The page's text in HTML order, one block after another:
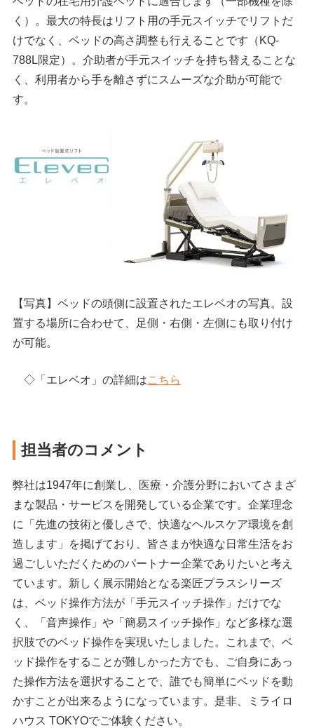
く）。最大の特長はリフト用の手元スイッチでリフトだ
けでなく、ベッドの高さ調整も行えることです（KQ-
788L限定）。介助者が手元スイッチを持ち替えることな
く、利用者から手を離さずにスムーズな介助が可能で
す。
【写真】ベッドの頭側に設置されたエレベオの写真。設
置する場所に合わせて、足側・右側・左側にも取り付け
が可能。
◇「エレベオ」の詳細はこちら
担当者のコメント
弊社は1947年に創業し、医療・介護分野においてさまざ
まな製品・サービスを開発している企業です。企業理念
に「先進の技術と優しさで、快適なヘルスケア環境を創
造します」を掲げており、皆さまが快適な日常生活をお
過ごしいただくためのパートナー企業でありたいと考え
ています。新しく展示開始となる楽匠プラスシリーズ
は、ベッド操作方法が「手元スイッチ操作」だけでな
く、「音声操作」や「簡易スイッチ操作」など多様な選
択肢でのベッド操作を実現いたしました。これまで、ベ
ッド操作をすることが難しかった方でも、ご自身にあっ
た操作方法を選択することで、誰でも簡単にベッドを動
かすことが出来るようになっています。是非、ミライロ
ハウス TOKYOでご体験ください。